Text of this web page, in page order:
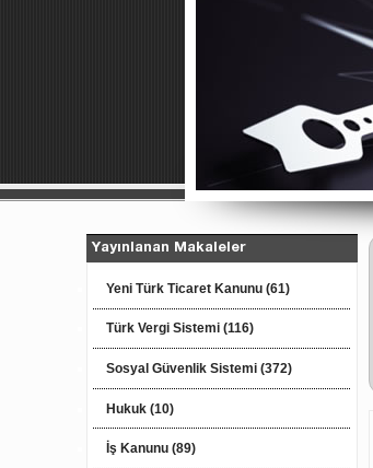
Yayınlanan Makaleler
Yeni Türk Ticaret Kanunu (61)
Türk Vergi Sistemi (116)
Sosyal Güvenlik Sistemi (372)
Hukuk (10)
İş Kanunu (89)